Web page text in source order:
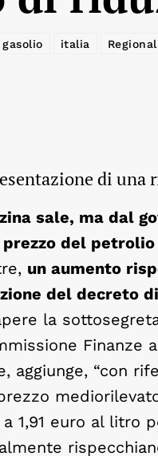
gasolio italia
di una
sale, ma dal
del
un aumento
del decreto
la
Finanze
aggiunge, “con
1,91 euro al litro